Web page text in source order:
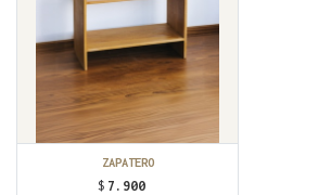
ZAPATERO
$7.900